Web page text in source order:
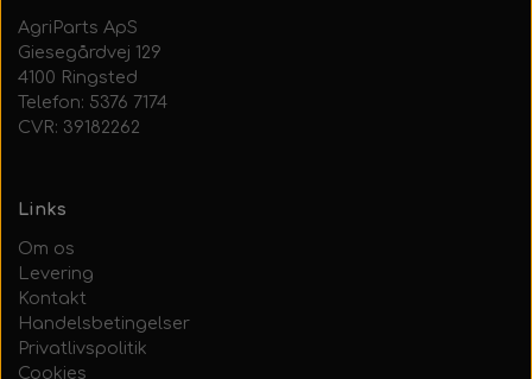
AgriParts ApS
Giesegårdvej 129
4100 Ringsted
Telefon: 5376 7174
CVR: 39182262
Links
Om os
Levering
Kontakt
Handelsbetingelser
Privatlivspolitik
Cookies